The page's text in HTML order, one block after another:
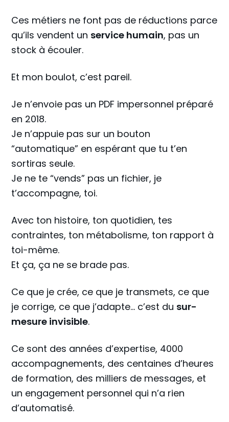
Ces métiers ne font pas de réductions parce
qu’ils vendent un service humain, pas un
stock à écouler.
Et mon boulot, c’est pareil.
Je n’envoie pas un PDF impersonnel préparé
en 2018.
Je n’appuie pas sur un bouton
“automatique” en espérant que tu t’en
sortiras seule.
Je ne te “vends” pas un fichier, je
t’accompagne, toi.
Avec ton histoire, ton quotidien, tes
contraintes, ton métabolisme, ton rapport à
toi-même.
Et ça, ça ne se brade pas.
Ce que je crée, ce que je transmets, ce que
je corrige, ce que j’adapte… c’est du sur-
mesure invisible.
Ce sont des années d’expertise, 4000
accompagnements, des centaines d’heures
de formation, des milliers de messages, et
un engagement personnel qui n’a rien
d’automatisé.